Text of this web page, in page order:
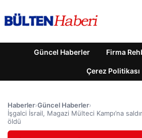
Güncel Haberler Firma
Çerez Politikası
Haberler›Güncel Haberler›
İşgalci İsrail, Magazi Mülteci Kampı’na
öldü